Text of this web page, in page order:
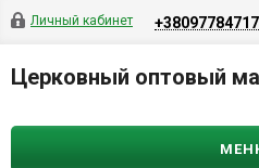
Личный кабинет
Церковный оптовый